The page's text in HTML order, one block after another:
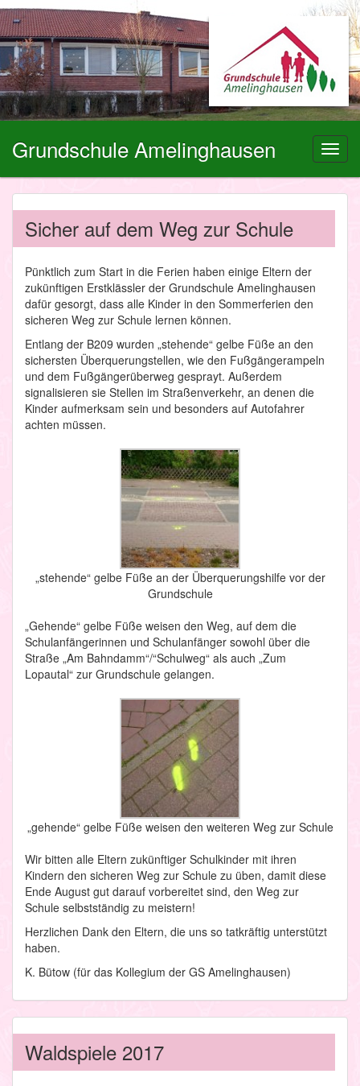
Grundschule Amelinghausen
Sicher auf dem Weg zur Schule
Pünktlich zum Start in die Ferien haben einige Eltern der
zukünftigen Erstklässler der Grundschule Amelinghausen
dafür gesorgt, dass alle Kinder in den Sommerferien den
sicheren Weg zur Schule lernen können.
Entlang der B209 wurden „stehende“ gelbe Füße an den
sichersten Überquerungstellen, wie den Fußgängerampeln
und dem Fußgängerüberweg gesprayt. Außerdem
signalisieren sie Stellen im Straßenverkehr, an denen die
Kinder aufmerksam sein und besonders auf Autofahrer
achten müssen.
„stehende“ gelbe Füße an der Überquerungshilfe vor der
Grundschule
„Gehende“ gelbe Füße weisen den Weg, auf dem die
Schulanfängerinnen und Schulanfänger sowohl über die
Straße „Am Bahndamm“/“Schulweg“ als auch „Zum
Lopautal“ zur Grundschule gelangen.
„gehende“ gelbe Füße weisen den weiteren Weg zur Schule
Wir bitten alle Eltern zukünftiger Schulkinder mit ihren
Kindern den sicheren Weg zur Schule zu üben, damit diese
Ende August gut darauf vorbereitet sind, den Weg zur
Schule selbstständig zu meistern!
Herzlichen Dank den Eltern, die uns so tatkräftig unterstützt
haben.
K. Bütow (für das Kollegium der GS Amelinghausen)
Waldspiele 2017